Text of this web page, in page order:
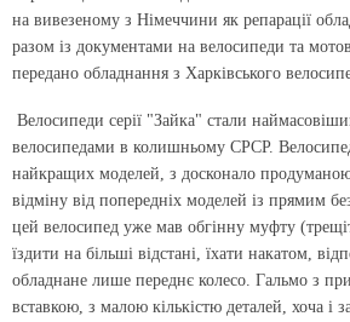
на вивезеному з Німеччини як репарації
разом із документами на велосипеди та
передано обладнання з Харківського
Велосипеди серії "Зайка" стали
велосипедами в колишньому СРСР.
найкращих моделей, з досконало
відміну від попередніх моделей із прямим
цей велосипед уже мав обгінну муфту
їздити на більші відстані, їхати накатом,
обладнане лише переднє колесо. Гальмо з
вставкою, з малою кількістю деталей, хоча і